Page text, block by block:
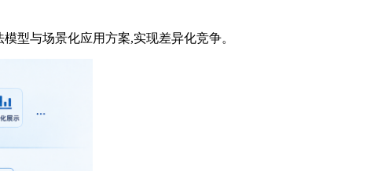
型与场景化应用方案,实现差异化竞争。